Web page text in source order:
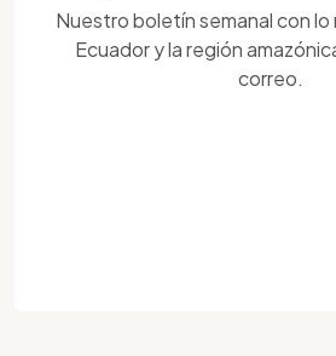
Nuestro boletín semanal con
Ecuador y la región
correo.